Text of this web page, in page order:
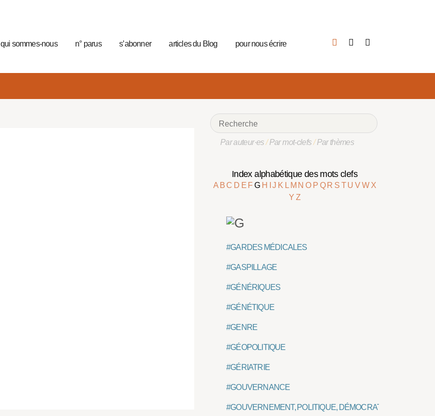
qui sommes-nous n° parus s’abonner articles du Blog pour nous écrire
Par auteur·es/Par mot-clefs/Par thèmes
Index alphabétique des mots clefs
A BC D E FG H IJ K L M NO P Q R S TUVW X
Y Z
#GARDES MÉDICALES
#GASPILLAGE
#GÉNÉRIQUES
#GÉNÉTIQUE
#GENRE
#GÉOPOLITIQUE
#GÉRIATRIE
#GOUVERNANCE
#GOUVERNEMENT, POLITIQUE, DÉMOCRATIE, ETAT